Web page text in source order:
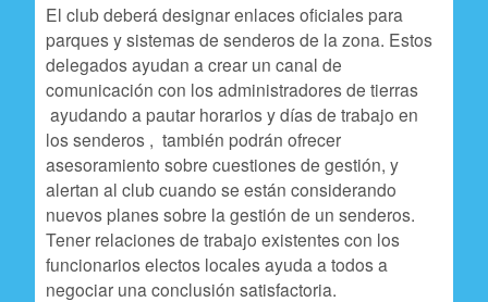
El club deberá designar enlaces oficiales para
parques y sistemas de senderos de la zona. Estos
delegados ayudan a crear un canal de
comunicación con los administradores de tierras
ayudando a pautar horarios y días de trabajo en
los senderos , también podrán ofrecer
asesoramiento sobre cuestiones de gestión, y
alertan al club cuando se están considerando
nuevos planes sobre la gestión de un senderos.
Tener relaciones de trabajo existentes con los
funcionarios electos locales ayuda a todos a
negociar una conclusión satisfactoria.